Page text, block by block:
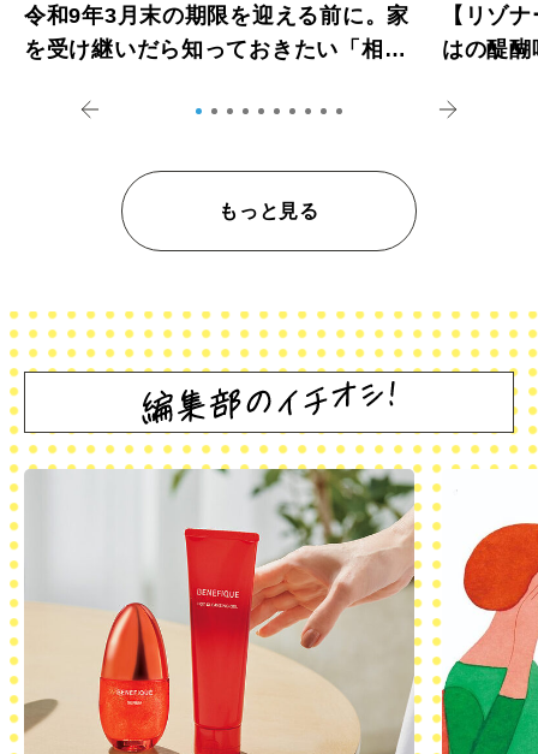
令和9年3月末の期限を迎える前に。家
を受け継いだら知っておきたい「相続
【リゾ
はの醍
もっと見る